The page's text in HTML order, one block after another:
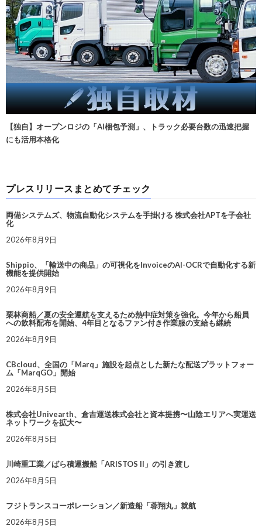
【独自】オープンロジの「AI梱包予測」、トラック必要台数の迅速把握
にも活用本格化
プレスリリースまとめてチェック
両備システムズ、物流自動化システムを手掛ける 株式会社APTを子会社
化
2026年8月9日
Shippio、「輸送中の商品」の可視化をInvoiceのAI-OCRで自動化する新
機能を提供開始
2026年8月9日
栗林商船／夏の安全運航を支えるため熱中症対策を強化。今年から船員
への飲料配布を開始、4年目となるファン付き作業服の支給も継続
2026年8月9日
CBcloud、全国の「Marq」施設を起点とした新たな配送プラットフォー
ム「MarqGO」開始
2026年8月5日
株式会社Univearth、倉吉運送株式会社と資本提携〜山陰エリアへ実運送
ネットワークを拡大〜
2026年8月5日
川崎重工業／ばら積運搬船「ARISTOS II」の引き渡し
2026年8月5日
フジトランスコーポレーション／新造船「蓉翔丸」就航
2026年8月5日